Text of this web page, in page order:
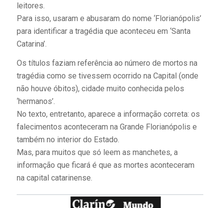
leitores.
Para isso, usaram e abusaram do nome ‘Florianópolis’
para identificar a tragédia que aconteceu em ‘Santa
Catarina’.
Os títulos faziam referência ao número de mortos na
tragédia como se tivessem ocorrido na Capital (onde
não houve óbitos), cidade muito conhecida pelos
‘hermanos’.
No texto, entretanto, aparece a informação correta: os
falecimentos aconteceram na Grande Florianópolis e
também no interior do Estado.
Mas, para muitos que só leem as manchetes, a
informação que ficará é que as mortes aconteceram
na capital catarinense.